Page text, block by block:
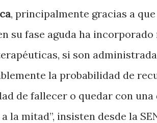
, principalmente gracias a
su fase aguda ha incorporado
si son
la probabilidad de
de fallecer o quedar con
la mitad”, insisten desde la